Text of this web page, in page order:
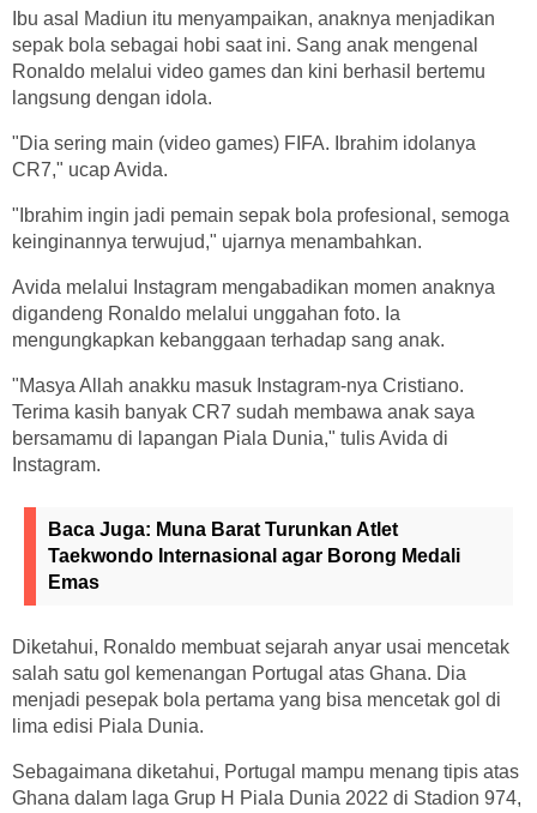
Ibu asal Madiun itu menyampaikan, anaknya menjadikan
sepak bola sebagai hobi saat ini. Sang anak mengenal
Ronaldo melalui video games dan kini berhasil bertemu
langsung dengan idola.
"Dia sering main (video games) FIFA. Ibrahim idolanya
CR7," ucap Avida.
"Ibrahim ingin jadi pemain sepak bola profesional, semoga
keinginannya terwujud," ujarnya menambahkan.
Avida melalui Instagram mengabadikan momen anaknya
digandeng Ronaldo melalui unggahan foto. Ia
mengungkapkan kebanggaan terhadap sang anak.
"Masya Allah anakku masuk Instagram-nya Cristiano.
Terima kasih banyak CR7 sudah membawa anak saya
bersamamu di lapangan Piala Dunia," tulis Avida di
Instagram.
Baca Juga: Muna Barat Turunkan Atlet
Taekwondo Internasional agar Borong Medali
Emas
Diketahui, Ronaldo membuat sejarah anyar usai mencetak
salah satu gol kemenangan Portugal atas Ghana. Dia
menjadi pesepak bola pertama yang bisa mencetak gol di
lima edisi Piala Dunia.
Sebagaimana diketahui, Portugal mampu menang tipis atas
Ghana dalam laga Grup H Piala Dunia 2022 di Stadion 974,